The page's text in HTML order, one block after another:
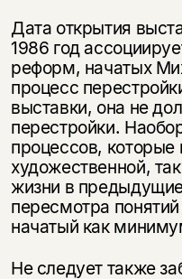
Дата открытия
1986 год
реформ, начатых
процесс
выставки, она не
перестройки.
процессов, которые
художественной,
жизни в
пересмотра
начатый как
Не следует также